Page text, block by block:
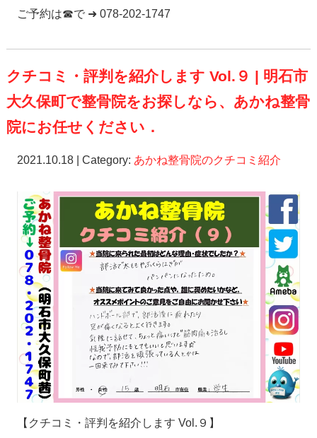
ご予約は☎で ➜ 078-202-1747
クチコミ・評判を紹介します Vol.９ | 明石市
大久保町で整骨院をお探しなら、あかね整骨
院にお任せください．
2021.10.18 | Category: あかね整骨院のクチコミ紹介
【クチコミ・評判を紹介します Vol. ９】